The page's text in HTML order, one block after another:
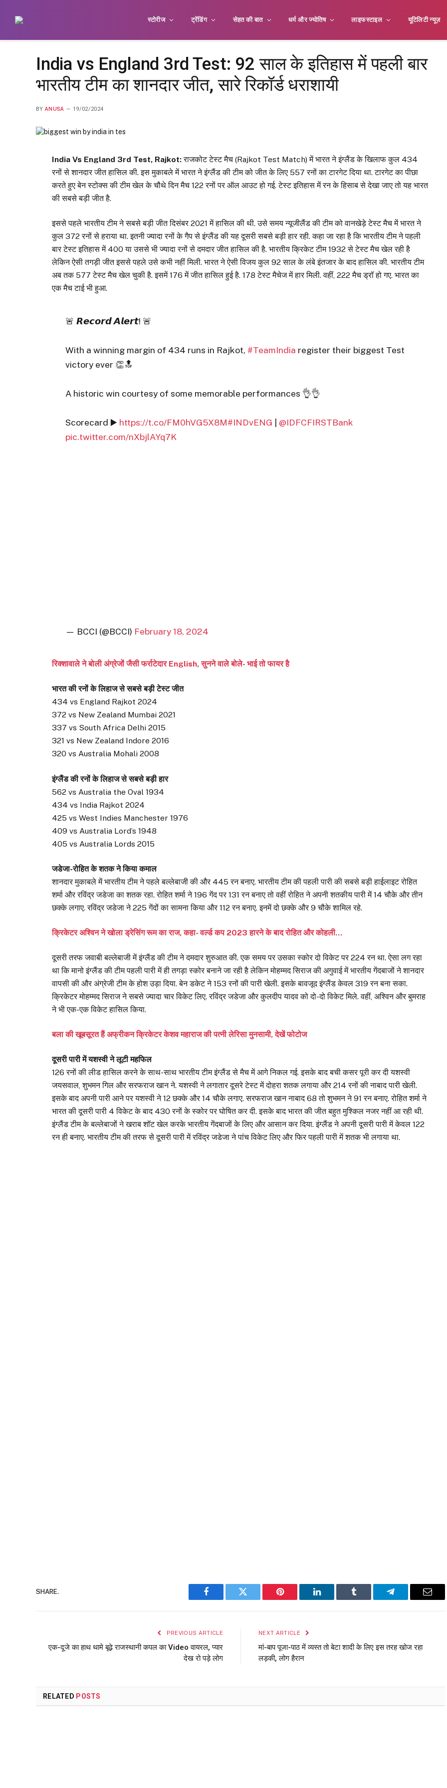
स्टोरीज ट्रेंडिंग सेहत की बात धर्म और ज्योतिष लाइफस्टाइल यूटिलिटी न्यूज़
India vs England 3rd Test: 92 साल के इतिहास में पहली बार
भारतीय टीम का शानदार जीत, सारे रिकॉर्ड धराशायी
BY ANUSA 19/02/2024
India Vs England 3rd Test, Rajkot:राजकोट टेस्ट मैच (Rajkot Test Match) में भारत ने इंग्लैंड के खिलाफ कुल 434
रनों से शानदार जीत हासिल की. इस मुकाबले में भारत ने इंग्लैंड की टीम को जीत के लिए 557 रनों का टारगेट दिया था. टारगेट का पीछा
करते हुए बेन स्टोक्स की टीम खेल के चौथे दिन मैच 122 रनों पर ऑल आउट हो गई. टेस्ट इतिहास में रन के हिसाब से देखा जाए तो यह भारत
की सबसे बड़ी जीत है.
इससे पहले भारतीय टीम ने सबसे बड़ी जीत दिसंबर 2021 में हासिल की थी. उसे समय न्यूजीलैंड की टीम को वानखेड़े टेस्ट मैच में भारत ने
कुल 372 रनों से हराया था. इतनी ज्यादा रनों के गैप से इंग्लैंड की यह दूसरी सबसे बड़ी हार रही. कहा जा रहा है कि भारतीय टीम ने पहली
बार टेस्ट इतिहास में 400 या उससे भी ज्यादा रनों से दमदार जीत हासिल की है. भारतीय क्रिकेट टीम 1932 से टेस्ट मैच खेल रही है
लेकिन ऐसी तगड़ी जीत इससे पहले उसे कभी नहीं मिली. भारत ने ऐसी विजय कुल 92 साल के लंबे इंतजार के बाद हासिल की. भारतीय टीम
अब तक 577 टेस्ट मैच खेल चुकी है. इसमें 176 में जीत हासिल हुई है. 178 टेस्ट मैचेज में हार मिली. वहीं, 222 मैच ड्रॉ हो गए. भारत का
एक मैच टाई भी हुआ.
🚨 𝙍𝙚𝙘𝙤𝙧𝙙 𝘼𝙡𝙚𝙧𝙩! 🚨
With a winning margin of 434 runs in Rajkot, #TeamIndia register their biggest Test
victory ever 👏🔝
A historic win courtesy of some memorable performances 👌👌
Scorecard ▶️ https://t.co/FM0hVG5X8M#INDvENG
@IDFCFIRSTBank
pic.twitter.com/nXbjlAYq7K
— BCCI (@BCCI) February 18, 2024
रिक्शावाले ने बोली अंग्रेजों जैसी फर्राटेदार English, सुनने वाले बोले- भाई तो फायर है
भारत की रनों के लिहाज से सबसे बड़ी टेस्ट जीत
434 vs England Rajkot 2024
372 vs New Zealand Mumbai 2021
337 vs South Africa Delhi 2015
321 vs New Zealand Indore 2016
320 vs Australia Mohali 2008
इंग्लैंड की रनों के लिहाज से सबसे बड़ी हार
562 vs Australia the Oval 1934
434 vs India Rajkot 2024
425 vs West Indies Manchester 1976
409 vs Australia Lord’s 1948
405 vs Australia Lords 2015
जडेजा-रोहित के शतक ने किया कमाल
शानदार मुकाबले में भारतीय टीम ने पहले बल्लेबाजी की और 445 रन बनाए. भारतीय टीम की पहली पारी की सबसे बड़ी हाईलाइट रोहित
शर्मा और रविंद्र जडेजा का शतक रहा. रोहित शर्मा ने 196 गेंद पर 131 रन बनाए तो वहीं रोहित ने अपनी शतकीय पारी में 14 चौके और तीन
छक्के लगाए. रविंद्र जडेजा ने 225 गेंदों का सामना किया और 112 रन बनाए. इनमें दो छक्के और 9 चौके शामिल रहे.
क्रिकेटर अश्विन ने खोला ड्रेसिंग रूम का राज, कहा- वर्ल्ड कप 2023 हारने के बाद रोहित और कोहली…
दूसरी तरफ जवाबी बल्लेबाजी में इंग्लैंड की टीम ने दमदार शुरुआत की. एक समय पर उसका स्कोर दो विकेट पर 224 रन था. ऐसा लग रहा
था कि मानो इंग्लैंड की टीम पहली पारी में ही तगड़ा स्कोर बनाने जा रही है लेकिन मोहम्मद सिराज की अगुवाई में भारतीय गेंदबाजों ने शानदार
वापसी की और अंग्रेजी टीम के होश उड़ा दिया. बेन डकेट ने 153 रनों की पारी खेली. इसके बावजूद इंग्लैंड केवल 319 रन बना सका.
क्रिकेटर मोहम्मद सिराज ने सबसे ज्यादा चार विकेट लिए. रविंद्र जडेजा और कुलदीप यादव को दो-दो विकेट मिले. वहीं, अश्विन और बुमराह
ने भी एक-एक विकेट हासिल किया.
बला की खूबसूरत हैं अफ्रीकन क्रिकेटर केशव महाराज की पत्नी लेरिसा मुनसामी, देखें फोटोज
दूसरी पारी में यशस्वी ने लूटी महफिल
126 रनों की लीड हासिल करने के साथ-साथ भारतीय टीम इंग्लैंड से मैच में आगे निकल गई. इसके बाद बची कसर पूरी कर दी यशस्वी
जयसवाल, शुभमन गिल और सरफराज खान ने. यशस्वी ने लगातार दूसरे टेस्ट में दोहरा शतक लगाया और 214 रनों की नाबाद पारी खेली.
इसके बाद अपनी पारी आने पर यशस्वी ने 12 छक्के और 14 चौके लगाए. सरफराज खान नाबाद 68 तो शुभमन ने 91 रन बनाए. रोहित शर्मा ने
भारत की दूसरी पारी 4 विकेट के बाद 430 रनों के स्कोर पर घोषित कर दी. इसके बाद भारत की जीत बहुत मुश्किल नजर नहीं आ रही थी.
इंग्लैंड टीम के बल्लेबाजों ने खराब शॉट खेल करके भारतीय गेंदबाजों के लिए और आसान कर दिया. इंग्लैंड ने अपनी दूसरी पारी में केवल 122
रन ही बनाए. भारतीय टीम की तरफ से दूसरी पारी में रविंद्र जडेजा ने पांच विकेट लिए और फिर पहली पारी में शतक भी लगाया था.
SHARE.
Facebook Twitter Pinterest LinkedIn Tumblr Telegram Email
PREVIOUS ARTICLE
एक-दूजे का हाथ थामे बूढ़े राजस्थानी कपल का Video वायरल, प्यार
देख रो पड़े लोग
NEXT ARTICLE
मां-बाप पूजा-पाठ में व्यस्त तो बेटा शादी के लिए इस तरह खोज रहा
लड़की, लोग हैरान
RELATED POSTS